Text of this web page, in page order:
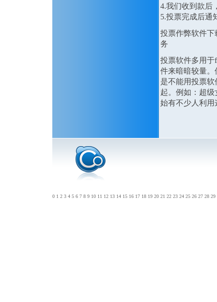
4.我们收到款后
5.投票完成后通
投票作弊软件下
务
投票软件多用于
件来暗暗较量
是不能用投票
起。例如：超
始有不少人利
0 1 2 3 4 5 6 7 8 9 10 11 12 13 14 15 16 17 18 19 20 21 22 23 24 25 26 27 28 29